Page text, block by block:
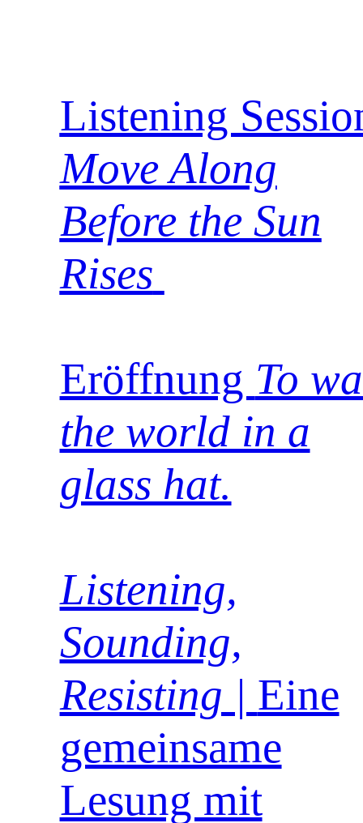
Listening
Move Along
Before the Sun
Rises
Eröffnung To
the world in a
glass hat.
Listening,
Sounding,
Resisting | Eine
gemeinsame
Lesung mit